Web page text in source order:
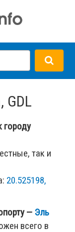
GDL
городу
так и
20.525198,
— Эль
всего в